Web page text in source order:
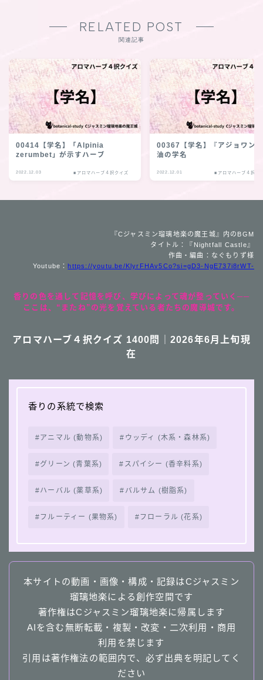
RELATED POST
関連記事
00414【学名】「Alpinia
zerumbet」が示すハーブ
2022.12.03 ■アロマハーブ４択クイズ
00367【学名】『アジョワン
油の学名
2022.12.01 ■アロマハーブ４択ク
『Cジャスミン瑠璃地楽の魔王城』内のBGM
タイトル：『Nightfall Castle』
作曲・編曲：なぐもりず様
Youtube：https://youtu.be/KlyrFHAv5Co?si=gD3-NgE737i8rWT-
香りの色を通して記憶を呼び、学びによって魂が整っていく──
ここは、“またね”の光を覚えている者たちの魔導城です。
アロマハーブ４択クイズ 1400問｜2026年6月上旬現
在
香りの系統で検索
アニマル (動物系) ウッディ (木系・森林系)
グリーン (青葉系) スパイシー (香辛料系)
ハーバル (薬草系) バルサム (樹脂系)
フルーティー (果物系) フローラル (花系)
本サイトの動画・画像・構成・記録はCジャスミン
瑠璃地楽による創作空間です
著作権はCジャスミン瑠璃地楽に帰属します
AIを含む無断転載・複製・改変・二次利用・商用
利用を禁じます
引用は著作権法の範囲内で、必ず出典を明記してく
ださい